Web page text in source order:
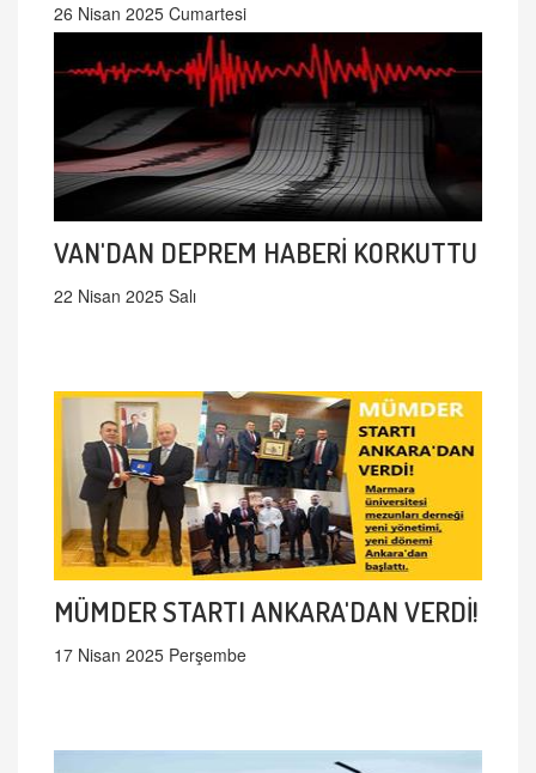
26 Nisan 2025 Cumartesi
VAN'DAN DEPREM HABERİ KORKUTTU
22 Nisan 2025 Salı
MÜMDER STARTI ANKARA'DAN VERDİ!
17 Nisan 2025 Perşembe